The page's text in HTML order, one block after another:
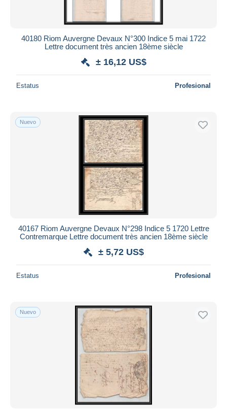
40180 Riom Auvergne Devaux N°300 Indice 5 mai 1722
Lettre document très ancien 18ème siècle
± 16,12 US$
Estatus Profesional
Nuevo
40167 Riom Auvergne Devaux N°298 Indice 5 1720 Lettre
Contremarque Lettre document très ancien 18ème siècle
± 5,72 US$
Estatus Profesional
Nuevo